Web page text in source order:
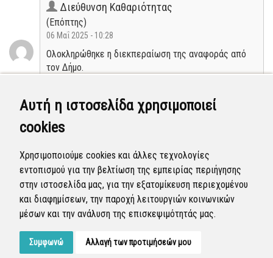
Αυτή η ιστοσελίδα χρησιμοποιεί
cookies
Χρησιμοποιούμε cookies και άλλες τεχνολογίες
εντοπισμού για την βελτίωση της εμπειρίας περιήγησης
στην ιστοσελίδα μας, για την εξατομίκευση περιεχομένου
και διαφημίσεων, την παροχή λειτουργιών κοινωνικών
μέσων και την ανάλυση της επισκεψιμότητάς μας.
Συμφωνώ Αλλαγή των προτιμήσεών μου
Διεύθυνση Καθαριότητας
(Επόπτης)
06 Μαΐ 2025 - 10:28
Ολοκληρώθηκε η διεκπεραίωση της αναφοράς από
τον Δήμο.
Διεύθυνση Καθαριότητας
(Επόπτης)
03 Μαΐ 2025 - 04:57
Η αναφορά προγραμματίστηκε να επιλυθεί.
Προγραμματισμένη